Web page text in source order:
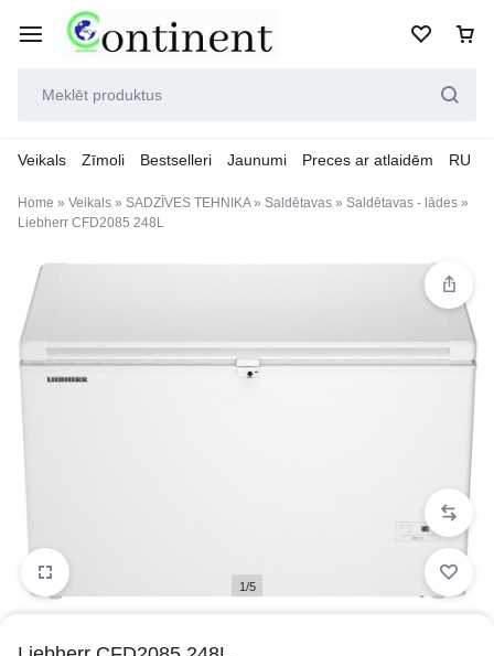
Veikals Zīmoli Bestselleri Jaunumi Preces ar atlaidēm RU
Home » Veikals » SADZĪVES TEHNIKA» Saldētavas » Saldētavas - lādes »
Liebherr CFD2085 248L
1/5